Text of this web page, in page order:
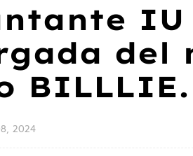
del
BILLLIE.
2024